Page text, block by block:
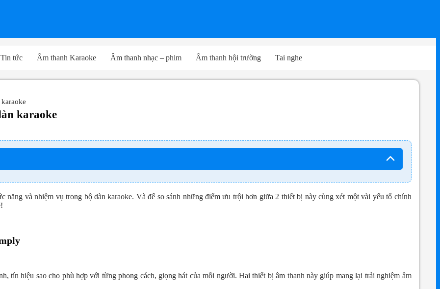
Tin tức Âm thanh Karaoke Âm thanh nhạc – phim Âm thanh hội trường Tai nghe
karaoke
năng và nhiệm vụ trong bộ dàn karaoke. Và để so sánh những điểm ưu trội hơn giữa 2 thiết bị này cùng xét một vài yếu tố chính
tín hiệu sao cho phù hợp với từng phong cách, giọng hát của mỗi người. Hai thiết bị âm thanh này giúp mang lại trải nghiệm âm